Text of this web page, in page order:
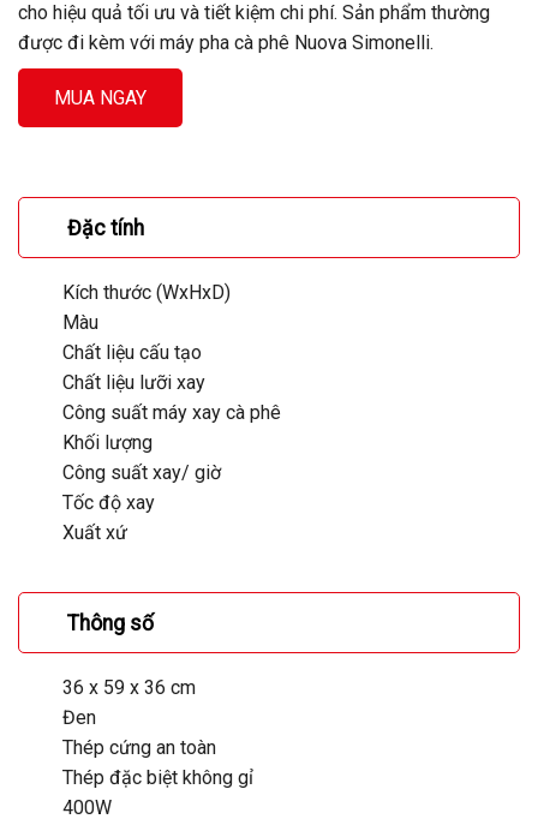
cho hiệu quả tối ưu và tiết kiệm chi phí. Sản phẩm thường
được đi kèm với máy pha cà phê Nuova Simonelli.
MUA NGAY
Đặc tính
Kích thước (WxHxD)
Màu
Chất liệu cấu tạo
Chất liệu lưỡi xay
Công suất máy xay cà phê
Khối lượng
Công suất xay/ giờ
Tốc độ xay
Xuất xứ
Thông số
36 x 59 x 36 cm
Đen
Thép cứng an toàn
Thép đặc biệt không gỉ
400W